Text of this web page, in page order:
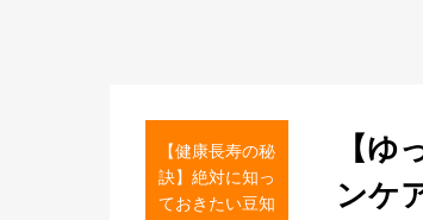
【健康長寿の秘
訣】絶対に知っ
ておきたい豆知
【ゆ
ンケ